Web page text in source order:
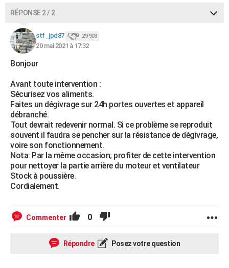
RÉPONSE 2 / 2
stf_jpd87 29 903
20 mai 2021 à 17:32
Bonjour
Avant toute intervention :
Sécurisez vos aliments.
Faites un dégivrage sur 24h portes ouvertes et appareil
débranché.
Tout devrait redevenir normal. Si ce problème se reproduit
souvent il faudra se pencher sur la résistance de dégivrage,
voire son fonctionnement.
Nota: Par la même occasion; profiter de cette intervention
pour nettoyer la partie arrière du moteur et ventilateur
Stock à poussière.
Cordialement.
Commenter 0
Répondre Posez votre question